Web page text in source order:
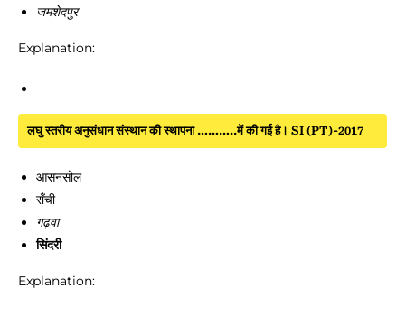
जमशेदपुर
Explanation:
लघु स्तरीय अनुसंधान संस्थान की स्थापना ………..में की गई है। SI (PT)-2017
आसनसोल
राँची
गढ़वा
सिंदरी
Explanation: